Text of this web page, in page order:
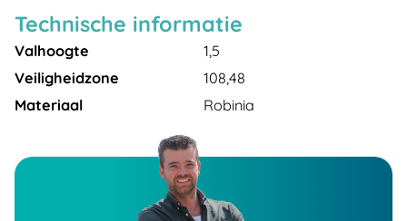
Technische informatie
Valhoogte
1,5
Veiligheidzone
108,48
Materiaal
Robinia